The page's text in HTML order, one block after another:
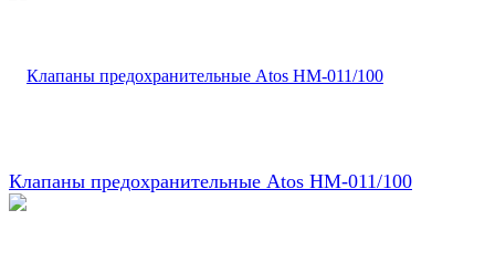
Клапаны предохранительные Atos HM-011/100